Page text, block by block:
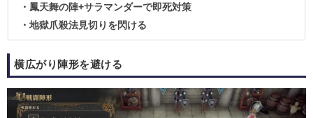
・鳳天舞の陣+サラマンダーで即死対策
・地獄爪殺法見切りを閃ける
横広がり陣形を避ける